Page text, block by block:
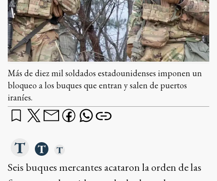
Más de diez mil soldados estadounidenses imponen un
bloqueo a los buques que entran y salen de puertos
iraníes.
Seis buques mercantes acataron la orden de las